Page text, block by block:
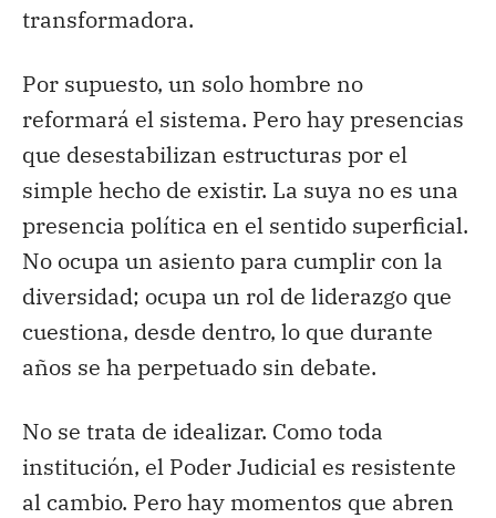
transformadora.
Por supuesto, un solo hombre no
reformará el sistema. Pero hay presencias
que desestabilizan estructuras por el
simple hecho de existir. La suya no es una
presencia política en el sentido superficial.
No ocupa un asiento para cumplir con la
diversidad; ocupa un rol de liderazgo que
cuestiona, desde dentro, lo que durante
años se ha perpetuado sin debate.
No se trata de idealizar. Como toda
institución, el Poder Judicial es resistente
al cambio. Pero hay momentos que abren